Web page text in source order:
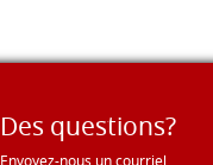
Des questions?